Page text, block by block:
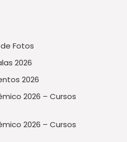
Fotos
2026
2026
2026 – Cursos
2026 – Cursos